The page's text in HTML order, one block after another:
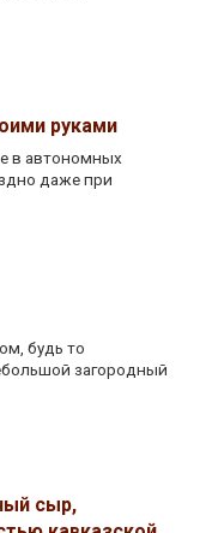
руками
в автономных
даже при
будь то
загородный
сыр,